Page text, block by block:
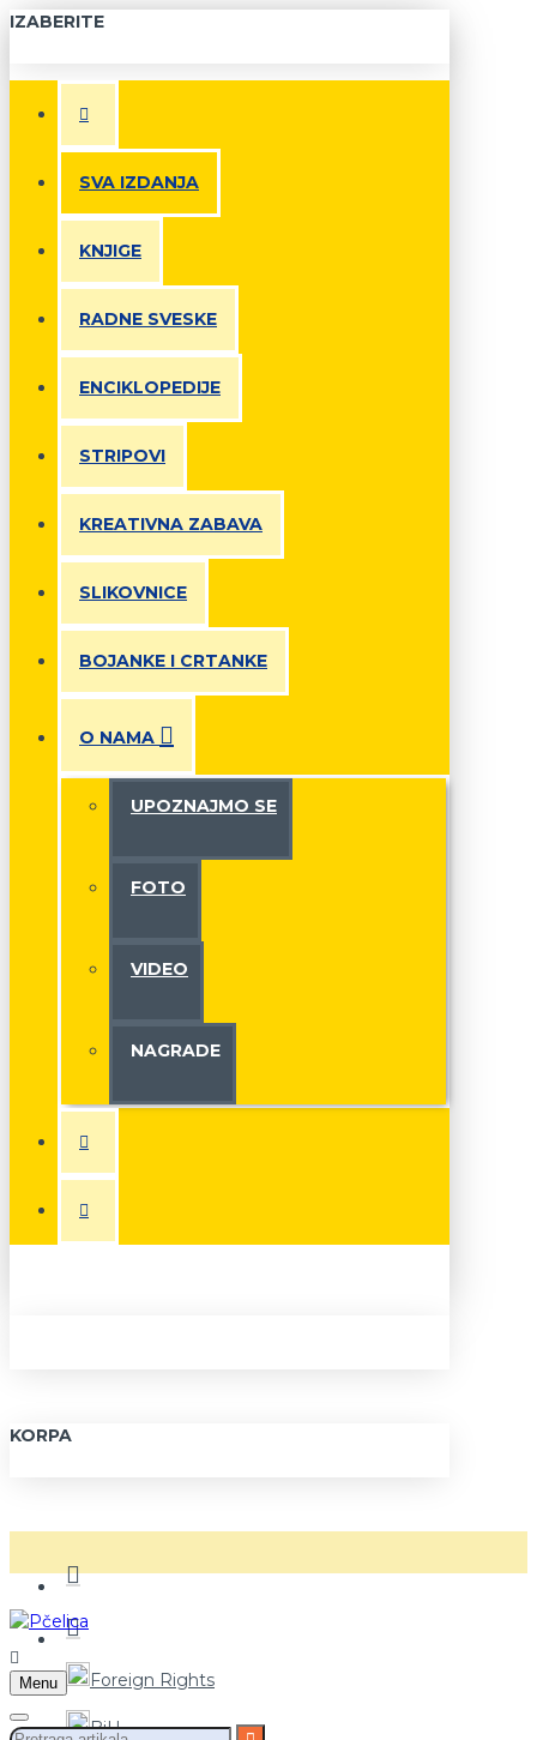
IZABERITE
SVA IZDANJA
KNJIGE
RADNE SVESKE
ENCIKLOPEDIJE
STRIPOVI
KREATIVNA ZABAVA
SLIKOVNICE
BOJANKE I CRTANKE
O NAMA
UPOZNAJMO SE
FOTO
VIDEO
NAGRADE
KORPA
Foreign Rights
BiH
Menu